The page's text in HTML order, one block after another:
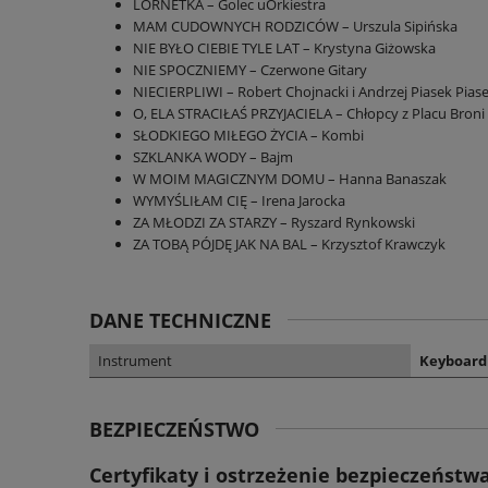
LORNETKA – Golec uOrkiestra
MAM CUDOWNYCH RODZICÓW – Urszula Sipińska
NIE BYŁO CIEBIE TYLE LAT – Krystyna Giżowska
NIE SPOCZNIEMY – Czerwone Gitary
NIECIERPLIWI – Robert Chojnacki i Andrzej Piasek
O, ELA STRACIŁAŚ PRZYJACIELA – Chłopcy z Placu Broni
SŁODKIEGO MIŁEGO ŻYCIA – Kombi
SZKLANKA WODY – Bajm
W MOIM MAGICZNYM DOMU – Hanna Banaszak
WYMYŚLIŁAM CIĘ – Irena Jarocka
ZA MŁODZI ZA STARZY – Ryszard Rynkowski
ZA TOBĄ PÓJDĘ JAK NA BAL – Krzysztof Krawczyk
DANE TECHNICZNE
Instrument Keyboard
BEZPIECZEŃSTWO
Certyfikaty i ostrzeżenie